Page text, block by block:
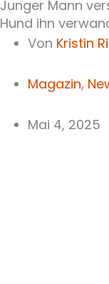
Junger Mann
Hund ihn
Von Kristin
Magazin,
Mai 4, 2025